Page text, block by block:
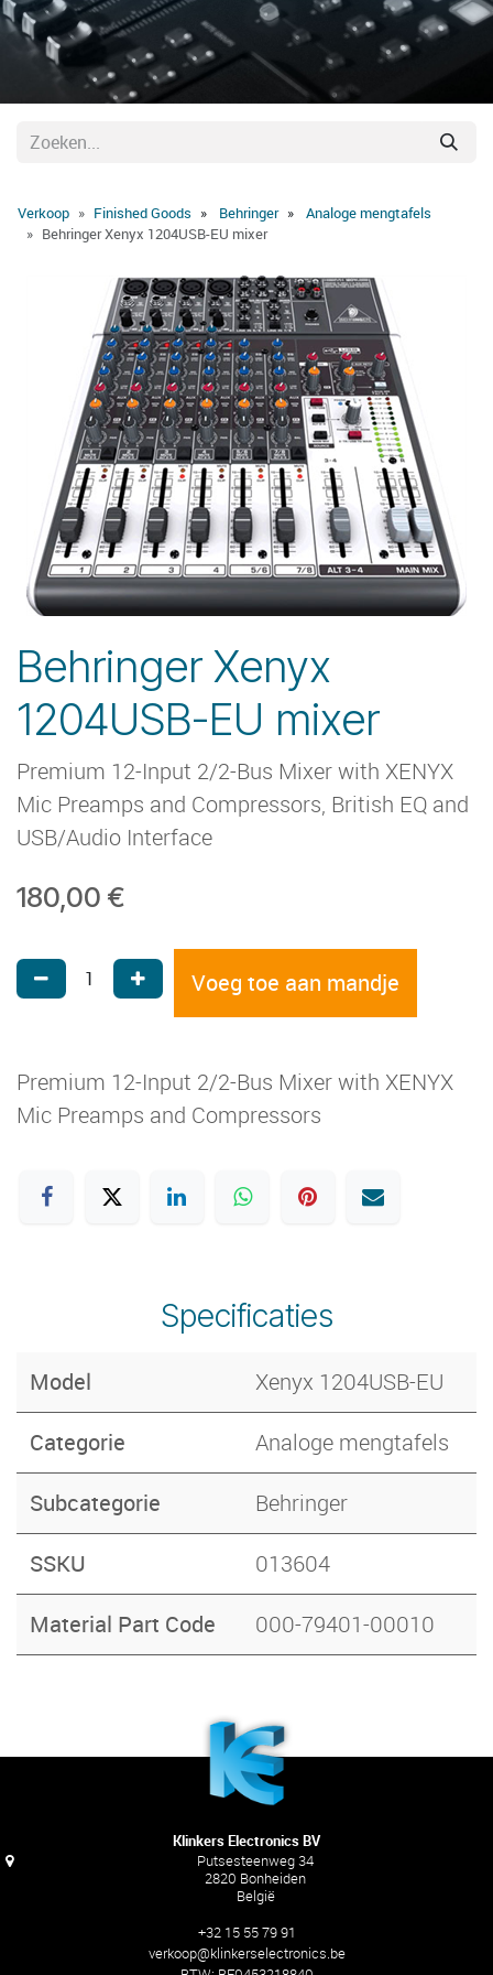
Verkoop Behringer
Finished Goods
Analoge mengtafels
Behringer Xenyx 1204USB-EU mixer
Behringer Xenyx
1204USB-EU mixer
Premium 12-Input 2/2-Bus Mixer with XENYX
Mic Preamps and Compressors, British EQ and
USB/Audio Interface
180,00 €
Voeg toe aan mandje
Premium 12-Input 2/2-Bus Mixer with XENYX
Mic Preamps and Compressors
Specificaties
Model Xenyx 1204USB-EU
Categorie Analoge mengtafels
Subcategorie Behringer
SSKU 013604
Material Part Code 000-79401-00010
Klinkers Electronics BV
Putsesteenweg 34
2820 Bonheiden
België
+32 15 55 79 91
verkoop@klinkerselectronics.be